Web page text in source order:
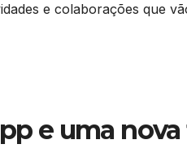
e colaborações que
e uma nova